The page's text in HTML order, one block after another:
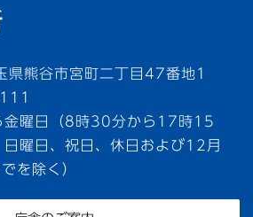
熊谷市宮町二丁目47番地1
金曜日（8時30分から17時15
曜日、祝日、休日および12月
を除く）